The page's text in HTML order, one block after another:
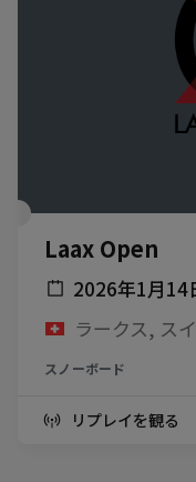
Laax Open
2026年1月14
ラークス, ス
スノーボード
リプレイを観る